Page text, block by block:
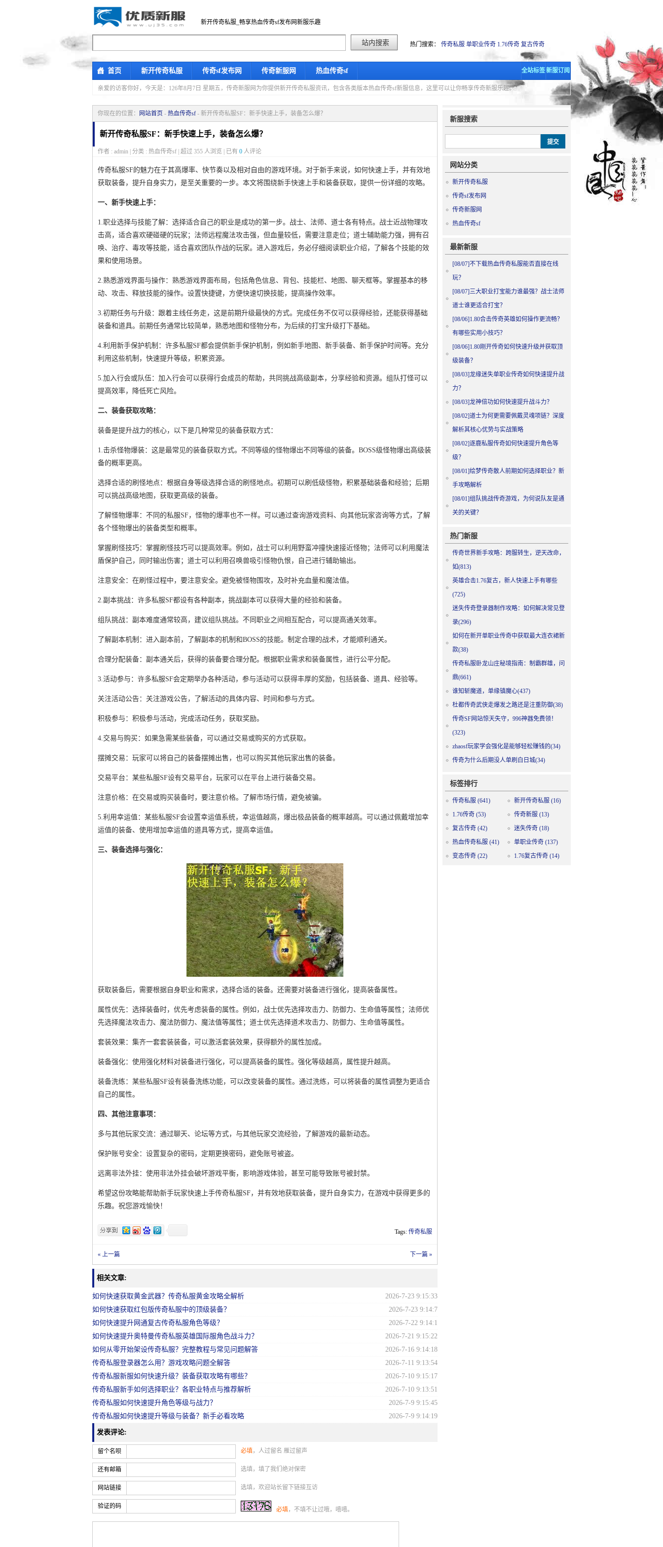
新开传奇私服_畅享热血传奇sf发布网新服乐趣
热门搜索： 传奇私服 单职业传奇 1.76传奇 复古传奇
首页 新开传奇私服 传奇sf发布网 传奇新服网 热血传奇sf 全站标签新服订阅
亲爱的访客你好， 今天是：126年8月7日 星期五，传奇新服网为你提供新开传奇私服资讯，包含各类版本热血传奇sf新服信息，这里可以让你畅享传奇新服乐趣。
你现在的位置： 网站首页 - 热血传奇sf - 新开传奇私服SF：新手快速上手，装备怎么爆？
新开传奇私服SF：新手快速上手，装备怎么爆？
作者 : admin | 分类 : 热血传奇sf | 超过 355 人浏览 | 已有 0 人评论
传奇私服SF的魅力在于其高爆率、快节奏以及相对自由的游戏环境。对于新手来说，如何快速上手，并有效地
获取装备，提升自身实力，是至关重要的一步。本文将围绕新手快速上手和装备获取，提供一份详细的攻略。
一、新手快速上手：
1.职业选择与技能了解：选择适合自己的职业是成功的第一步。战士、法师、道士各有特点。战士近战物理攻
击高，适合喜欢硬碰硬的玩家；法师远程魔法攻击强，但血量较低，需要注意走位；道士辅助能力强，拥有召
唤、治疗、毒攻等技能，适合喜欢团队作战的玩家。进入游戏后，务必仔细阅读职业介绍，了解各个技能的效
果和使用场景。
2.熟悉游戏界面与操作：熟悉游戏界面布局，包括角色信息、背包、技能栏、地图、聊天框等。掌握基本的移
动、攻击、释放技能的操作。设置快捷键，方便快速切换技能，提高操作效率。
3.初期任务与升级：跟着主线任务走，这是前期升级最快的方式。完成任务不仅可以获得经验，还能获得基础
装备和道具。前期任务通常比较简单，熟悉地图和怪物分布，为后续的打宝升级打下基础。
4.利用新手保护机制：许多私服SF都会提供新手保护机制，例如新手地图、新手装备、新手保护时间等。充分
利用这些机制，快速提升等级，积累资源。
5.加入行会或队伍：加入行会可以获得行会成员的帮助，共同挑战高级副本，分享经验和资源。组队打怪可以
提高效率，降低死亡风险。
二、装备获取攻略：
装备是提升战力的核心，以下是几种常见的装备获取方式：
1.击杀怪物爆装：这是最常见的装备获取方式。不同等级的怪物爆出不同等级的装备。BOSS级怪物爆出高级装
备的概率更高。
选择合适的刷怪地点：根据自身等级选择合适的刷怪地点。初期可以刷低级怪物，积累基础装备和经验；后期
可以挑战高级地图，获取更高级的装备。
了解怪物爆率：不同的私服SF，怪物的爆率也不一样。可以通过查询游戏资料、向其他玩家咨询等方式，了解
各个怪物爆出的装备类型和概率。
掌握刷怪技巧：掌握刷怪技巧可以提高效率。例如，战士可以利用野蛮冲撞快速接近怪物；法师可以利用魔法
盾保护自己，同时输出伤害；道士可以利用召唤兽吸引怪物仇恨，自己进行辅助输出。
注意安全：在刷怪过程中，要注意安全。避免被怪物围攻，及时补充血量和魔法值。
2.副本挑战：许多私服SF都设有各种副本，挑战副本可以获得大量的经验和装备。
组队挑战：副本难度通常较高，建议组队挑战。不同职业之间相互配合，可以提高通关效率。
了解副本机制：进入副本前，了解副本的机制和BOSS的技能。制定合理的战术，才能顺利通关。
合理分配装备：副本通关后，获得的装备要合理分配。根据职业需求和装备属性，进行公平分配。
3.活动参与：许多私服SF会定期举办各种活动，参与活动可以获得丰厚的奖励，包括装备、道具、经验等。
关注活动公告：关注游戏公告，了解活动的具体内容、时间和参与方式。
积极参与：积极参与活动，完成活动任务，获取奖励。
4.交易与购买：如果急需某些装备，可以通过交易或购买的方式获取。
摆摊交易：玩家可以将自己的装备摆摊出售，也可以购买其他玩家出售的装备。
交易平台：某些私服SF设有交易平台，玩家可以在平台上进行装备交易。
注意价格：在交易或购买装备时，要注意价格。了解市场行情，避免被骗。
5.利用幸运值：某些私服SF会设置幸运值系统，幸运值越高，爆出极品装备的概率越高。可以通过佩戴增加幸
运值的装备、使用增加幸运值的道具等方式，提高幸运值。
三、装备选择与强化：
获取装备后，需要根据自身职业和需求，选择合适的装备。还需要对装备进行强化，提高装备属性。
属性优先：选择装备时，优先考虑装备的属性。例如，战士优先选择攻击力、防御力、生命值等属性；法师优
先选择魔法攻击力、魔法防御力、魔法值等属性；道士优先选择道术攻击力、防御力、生命值等属性。
套装效果：集齐一套套装装备，可以激活套装效果，获得额外的属性加成。
装备强化：使用强化材料对装备进行强化，可以提高装备的属性。强化等级越高，属性提升越高。
装备洗练：某些私服SF设有装备洗练功能，可以改变装备的属性。通过洗练，可以将装备的属性调整为更适合
自己的属性。
四、其他注意事项：
多与其他玩家交流：通过聊天、论坛等方式，与其他玩家交流经验，了解游戏的最新动态。
保护账号安全：设置复杂的密码，定期更换密码，避免账号被盗。
远离非法外挂：使用非法外挂会破坏游戏平衡，影响游戏体验，甚至可能导致账号被封禁。
希望这份攻略能帮助新手玩家快速上手传奇私服SF，并有效地获取装备，提升自身实力，在游戏中获得更多的
乐趣。祝您游戏愉快！
Tags: 传奇私服
« 上一篇 下一篇 »
相关文章:
如何快速获取黄金武器？传奇私服黄金攻略全解析
2026-7-23 9:15:33
如何快速获取红包版传奇私服中的顶级装备？
2026-7-23 9:14:7
如何快速提升网通复古传奇私服角色等级？
2026-7-22 9:14:1
如何快速提升奥特曼传奇私服英雄国际服角色战斗力？
2026-7-21 9:15:22
如何从零开始架设传奇私服？完整教程与常见问题解答
2026-7-16 9:14:18
传奇私服登录器怎么用？游戏攻略问题全解答
2026-7-11 9:13:54
传奇私服新服如何快速升级？装备获取攻略有哪些？
2026-7-10 9:15:17
传奇私服新手如何选择职业？各职业特点与推荐解析
2026-7-10 9:13:51
传奇私服如何快速提升角色等级与战力？
2026-7-9 9:15:45
传奇私服如何快速提升等级与装备？新手必看攻略
2026-7-9 9:14:19
发表评论:
留个名呗 必填，人过留名 雁过留声
还有邮箱 选填，填了我们绝对保密
网站链接 选填，欢迎站长留下链接互访
验证的码 必填，不填不让过哦，嘻嘻。
新服搜索
网站分类
新开传奇私服
传奇sf发布网
传奇新服网
热血传奇sf
最新新服
[08/07]不下载热血传奇私服能否直接在线
玩？
[08/07]三大职业打宝能力谁最强？战士法师
道士谁更适合打宝？
[08/06]1.80合击传奇英雄如何操作更流畅？
有哪些实用小技巧？
[08/06]1.80刚开传奇如何快速升级并获取顶
级装备？
[08/03]龙缘迷失单职业传奇如何快速提升战
力？
[08/03]龙神倍功如何快速提升战斗力？
[08/02]道士为何更需要佩戴灵魂项链？深度
解析其核心优势与实战策略
[08/02]逐鹿私服传奇如何快速提升角色等
级？
[08/01]绘梦传奇散人前期如何选择职业？新
手攻略解析
[08/01]组队挑战传奇游戏，为何说队友是通
关的关键？
热门新服
传奇世界新手攻略：跨服转生，逆天改命，
如(813)
英雄合击1.76复古，新人快速上手有哪些
(725)
迷失传奇登录器制作攻略：如何解决常见登
录(296)
如何在新开单职业传奇中获取最大连衣裙新
款(38)
传奇私服卧龙山庄秘境指南：制霸群雄，问
鼎(661)
谁知斩魔道，单缘镇魔心(437)
杜都传奇武侠走爆发之路还是注重防御(38)
传奇SF网站惊天失守，996神器免费领！
(323)
zhaosf玩家学会强化是能够轻松赚钱的(34)
传奇为什么后期没人单刷白日城(34)
标签排行
传奇私服 (641) 新开传奇私服 (16)
1.76传奇 (53) 传奇新服 (13)
复古传奇 (42) 迷失传奇 (18)
热血传奇私服 (41) 单职业传奇 (137)
变态传奇 (22) 1.76复古传奇 (14)